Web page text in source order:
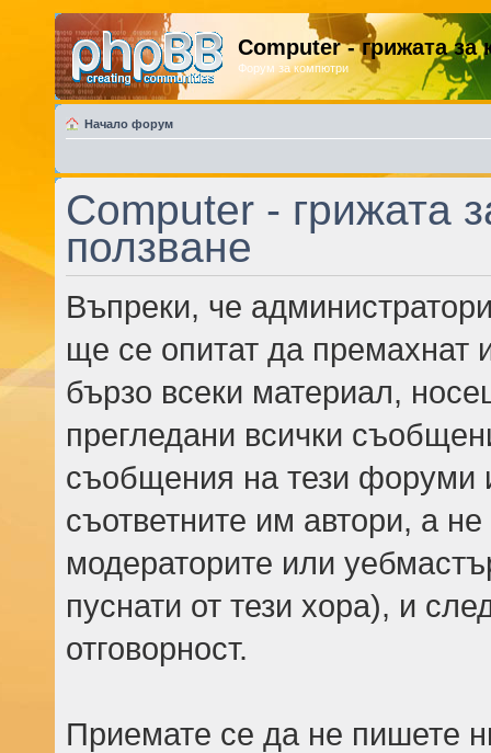
Computer - грижата
Форум за компютри
Начало форум
Computer - грижата
ползване
Въпреки, че
ще се опитат да премахнат
бързо всеки материал,
прегледани всички
съобщения на тези форуми
съответните им автори, а
модераторите или
пуснати от тези хора), и
отговорност.
Приемате се да не пишете